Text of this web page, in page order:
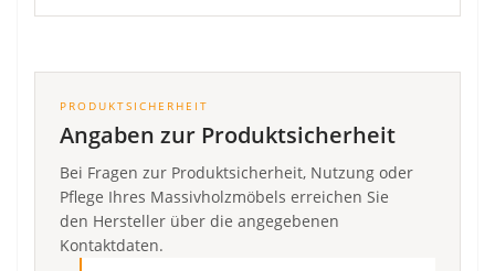
PRODUKTSICHERHEIT
Angaben zur Produktsicherheit
Bei Fragen zur Produktsicherheit, Nutzung oder
Pflege Ihres Massivholzmöbels erreichen Sie
den Hersteller über die angegebenen
Kontaktdaten.